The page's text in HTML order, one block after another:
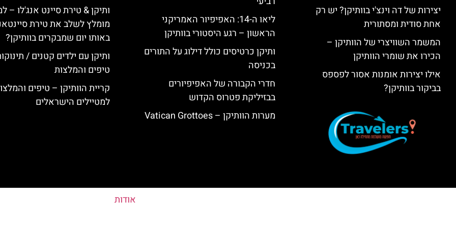
יצירות של דה וינצ'י בוותיקן? יש רק
אחת סודית ומסתורית
המשמר השוויצרי של הוותיקן –
הכירו את שומרי הוותיקן
אילו יצירות אומנות אסור לפספס
בביקור בוותיקן?
ליאו ה-14: האפיפיור האמריקני
הראשון – רגע היסטורי בוותיקן
ותיקן כרטיסים כולל דילוג על התורים
בכניסה
חדרי הקבורה של האפיפיורים
בבזיליקת פטרוס הקדוש
מערות הוותיקן – Vatican Grottoes
ותיקן & טירת סיינט אנג'לו –
מומלץ לשלב את טירת
באותו יום שמבקרים בוותיקן?
ותיקן עם ילדים קטנים /
טיפים והמלצות
קריית הוותיקן – טיפים
למטיילים הישראלים
אודות